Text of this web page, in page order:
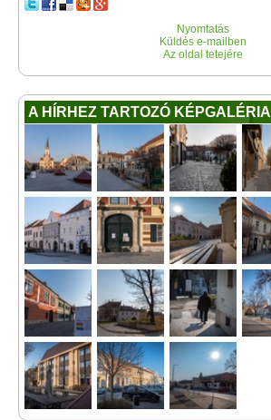
Nyomtatás
Küldés e-mailben
Az oldal tetejére
A HÍRHEZ TARTOZÓ KÉPGALÉRIA